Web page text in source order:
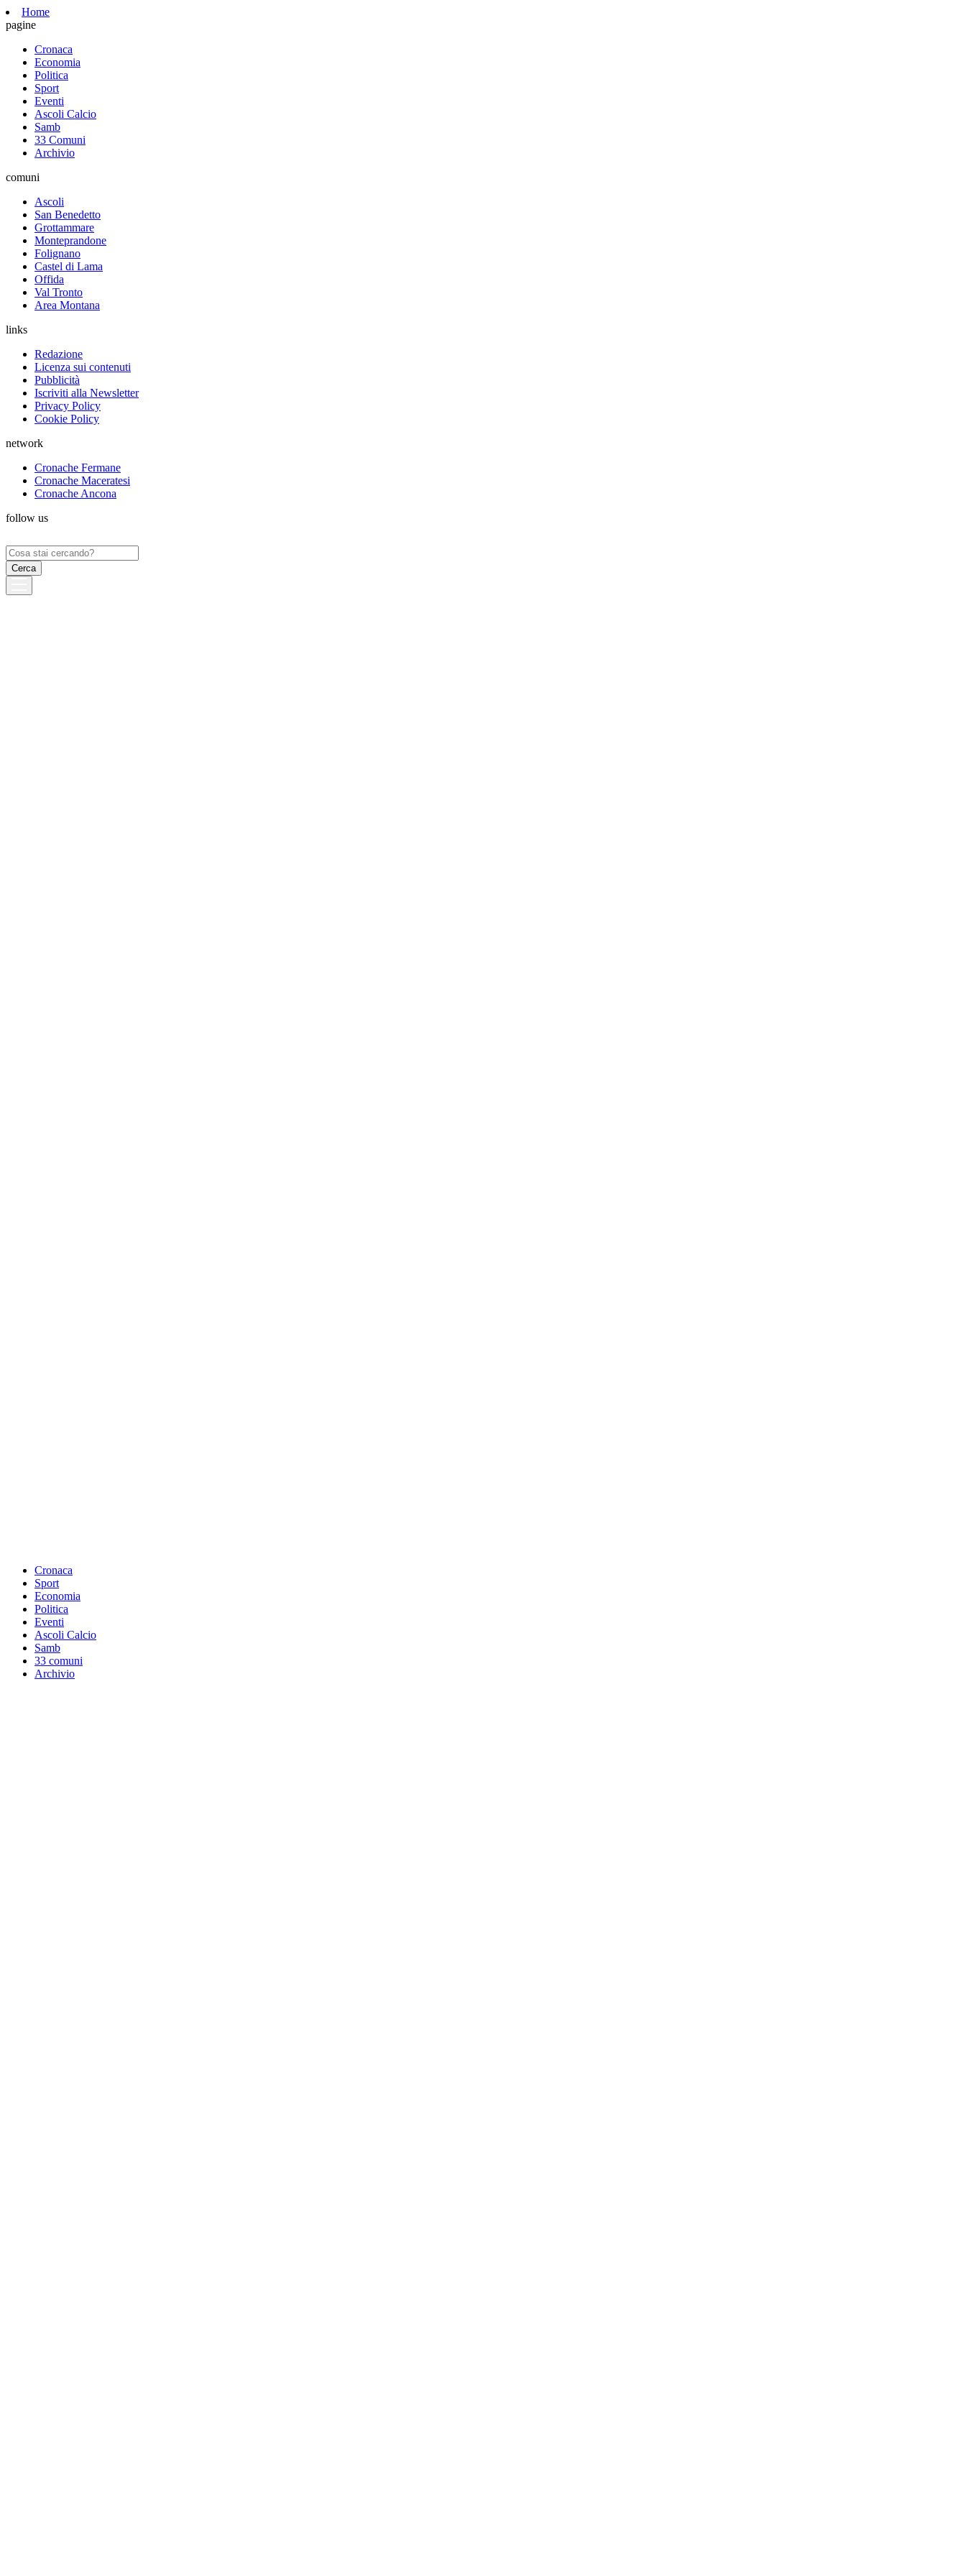
Home
pagine
Cronaca
Economia
Politica
Sport
Eventi
Ascoli Calcio
Samb
33 Comuni
Archivio
comuni
Ascoli
San Benedetto
Grottammare
Monteprandone
Folignano
Castel di Lama
Offida
Val Tronto
Area Montana
links
Redazione
Licenza sui contenuti
Pubblicità
Iscriviti alla Newsletter
Privacy Policy
Cookie Policy
network
Cronache Fermane
Cronache Maceratesi
Cronache Ancona
follow us
Ricerca
per:
Cronaca
Sport
Economia
Politica
Eventi
Ascoli Calcio
Samb
33 comuni
Archivio